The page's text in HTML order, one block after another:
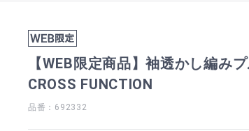
【WEB限定商品】袖透かし編み
CROSS FUNCTION
品番：692332